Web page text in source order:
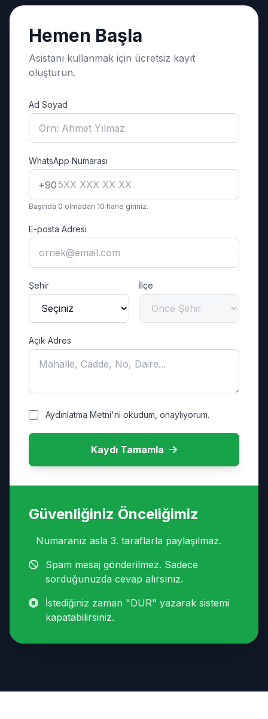
Hemen Başla
Asistanı kullanmak için ücretsiz kayıt
oluşturun.
Ad Soyad
WhatsApp Numarası
+90
Başında 0 olmadan 10 hane giriniz.
E-posta Adresi
Şehir İlçe
Açık Adres
Aydınlatma Metni'ni okudum, onaylıyorum.
Kaydı Tamamla
Güvenliğiniz Önceliğimiz
Numaranız asla 3. taraflarla paylaşılmaz.
Spam mesaj gönderilmez. Sadece
sorduğunuzda cevap alırsınız.
İstediğiniz zaman "DUR" yazarak sistemi
kapatabilirsiniz.